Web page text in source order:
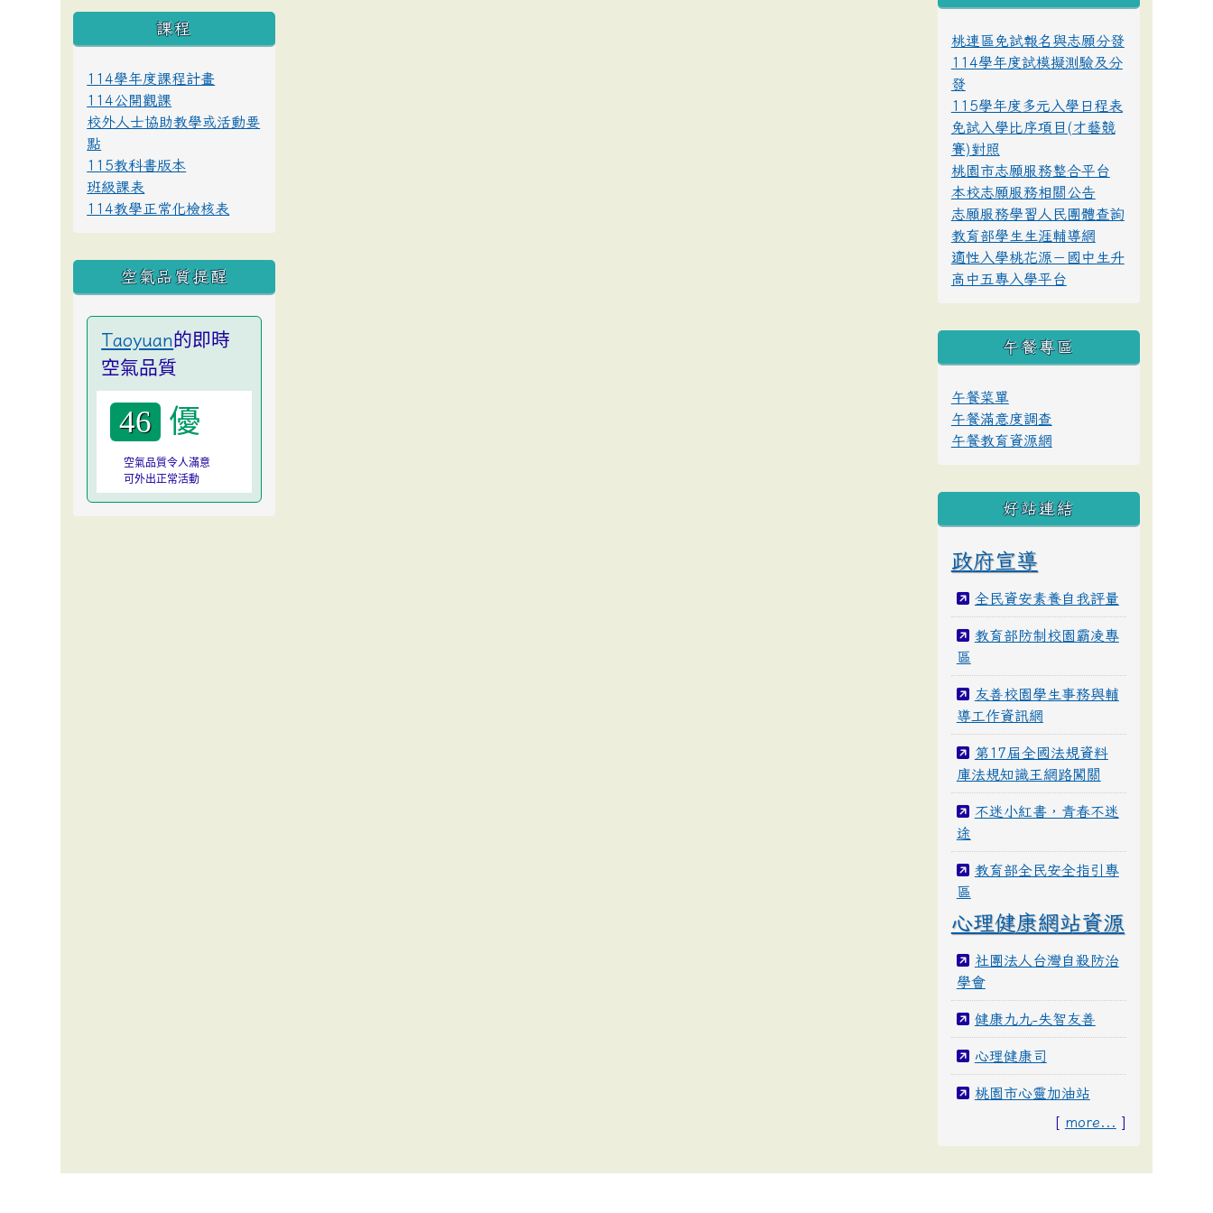
課程
114學年度課程計畫
114公開觀課
校外人士協助教學或活動要
點
115教科書版本
班級課表
114教學正常化檢核表
空氣品質提醒
Taoyuan的即時
空氣品質
46 優
空氣品質令人滿意
可外出正常活動
桃連區免試報名與志願分發
114學年度試模擬測驗及分
發
115學年度多元入學日程表
免試入學比序項目(才藝競
賽)對照
桃園市志願服務整合平台
本校志願服務相關公告
志願服務學習人民團體查詢
教育部學生生涯輔導網
適性入學桃花源－國中生升
高中五專入學平台
午餐專區
午餐菜單
午餐滿意度調查
午餐教育資源網
好站連結
政府宣導
全民資安素養自我評量
教育部防制校園霸凌專
區
友善校園學生事務與輔
導工作資訊網
第17屆全國法規資料
庫法規知識王網路闖關
不迷小紅書，青春不迷
途
教育部全民安全指引專
區
心理健康網站資源
社團法人台灣自殺防治
學會
健康九九-失智友善
心理健康司
桃園市心靈加油站
[ more... ]